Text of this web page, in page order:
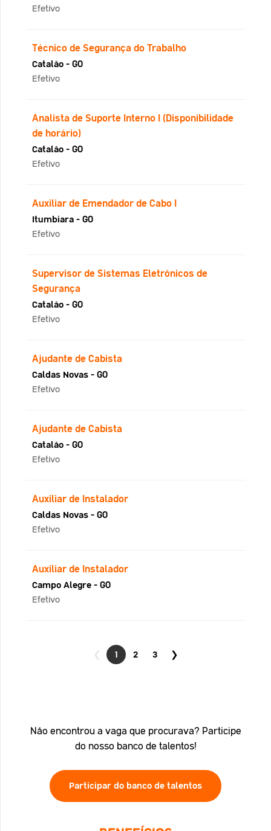
Efetivo
Técnico de Segurança do Trabalho
Catalão - GO
Efetivo
Analista de Suporte Interno I (Disponibilidade
de horário)
Catalão - GO
Efetivo
Auxiliar de Emendador de Cabo I
Itumbiara - GO
Efetivo
Supervisor de Sistemas Eletrônicos de
Segurança
Catalão - GO
Efetivo
Ajudante de Cabista
Caldas Novas - GO
Efetivo
Ajudante de Cabista
Catalão - GO
Efetivo
Auxiliar de Instalador
Caldas Novas - GO
Efetivo
Auxiliar de Instalador
Campo Alegre - GO
Efetivo
❮ 1 2 3 ❯
Não encontrou a vaga que procurava? Participe
do nosso banco de talentos!
Participar do banco de talentos